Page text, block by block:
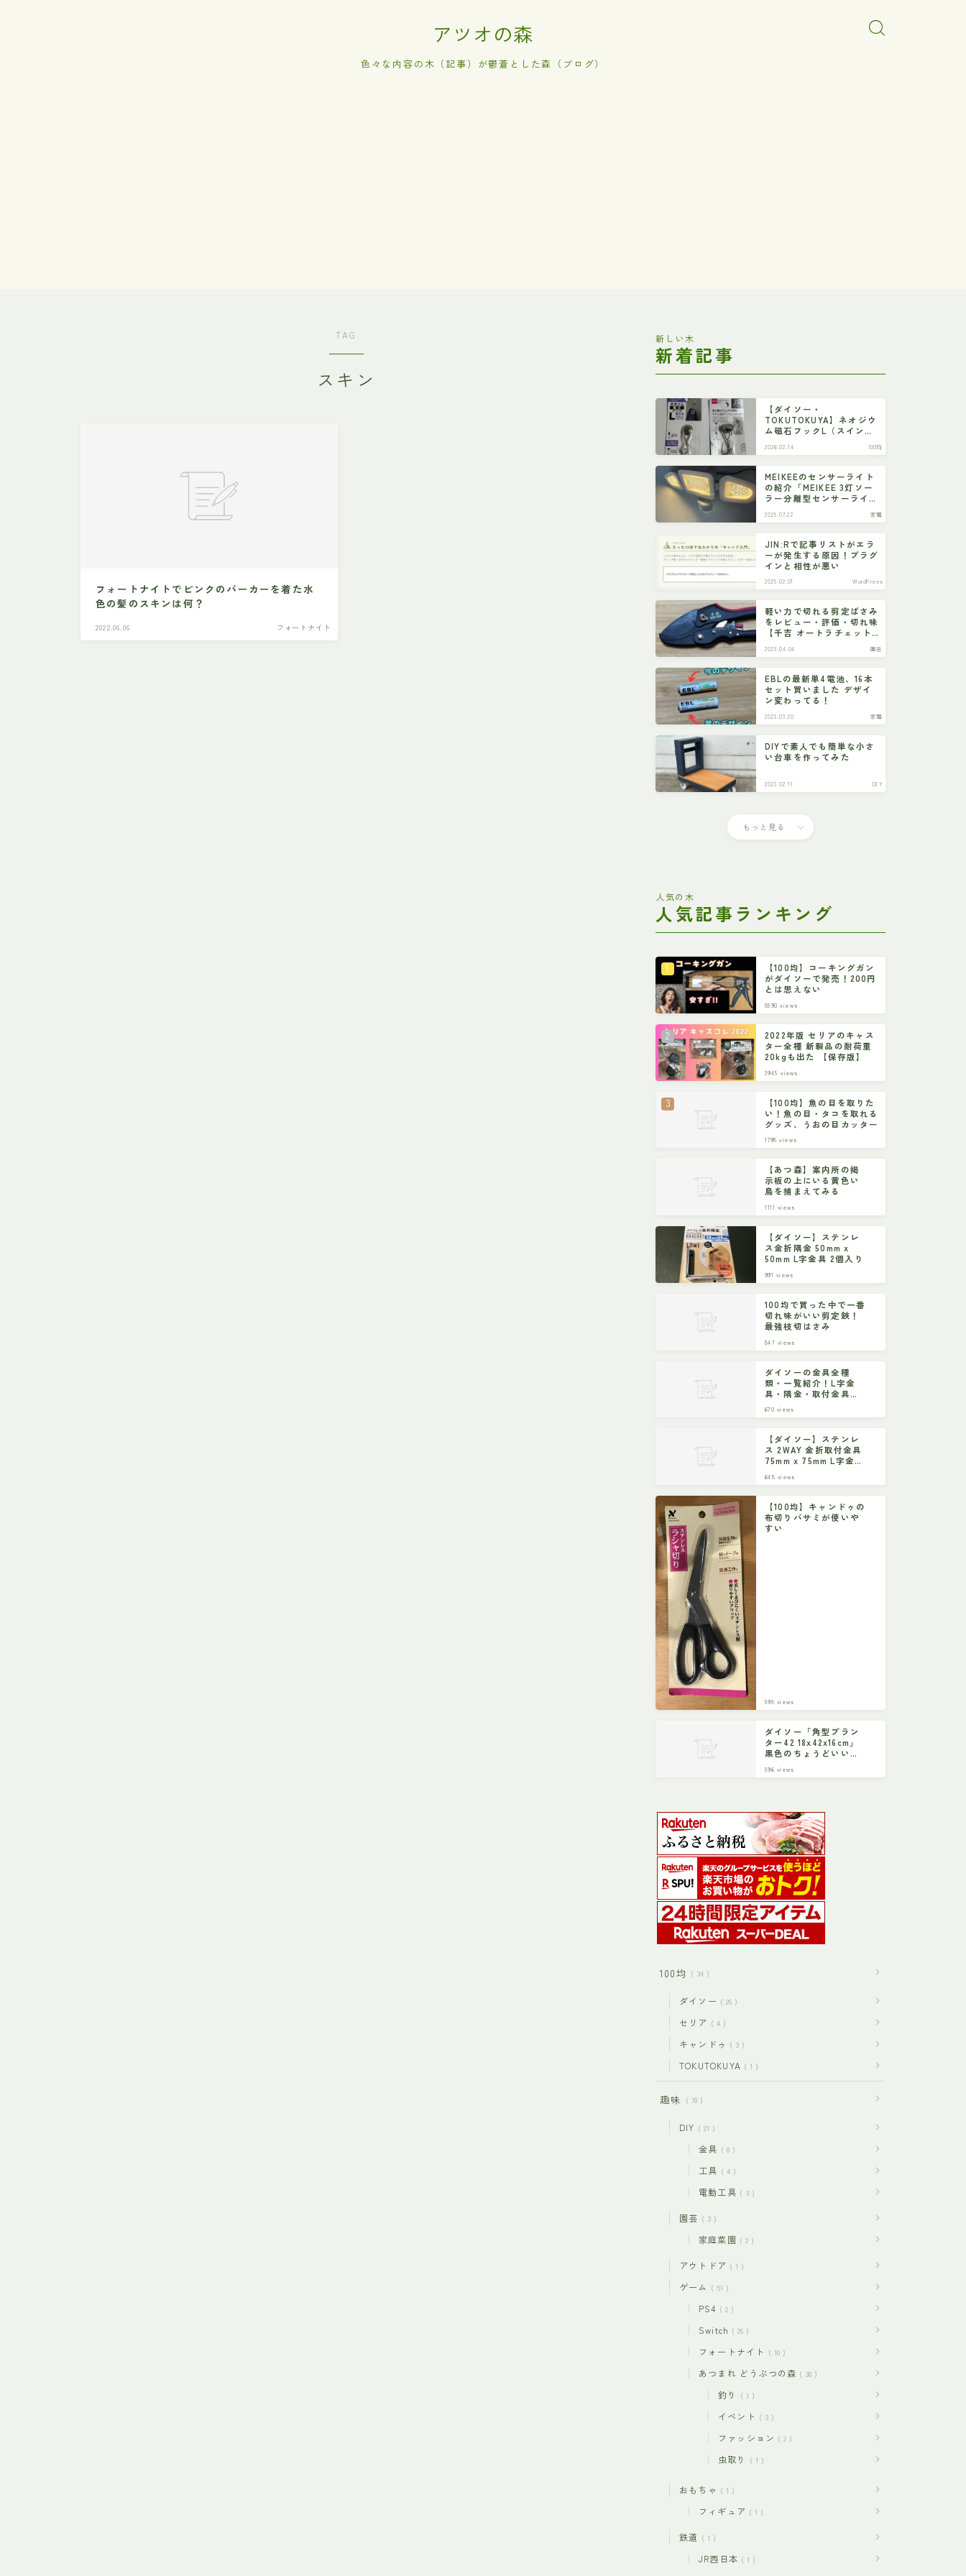
アツオの森
色々な内容の木（記事）が鬱蒼とした森（ブログ）
TAG
スキン
フォートナイトでピンクのパーカーを着た水
色の髪のスキンは何？
2022.06.06 フォートナイト
新しい木
新着記事
【ダイソー・
TOKUTOKUYA】ネオジウ
ム磁石フックL（スイン
2026.02.14 100均
MEIKEEのセンサーライト
の紹介「MEIKEE 3灯ソー
ラー分離型センサーライ
2025.07.22 家電
JIN:Rで記事リストがエラ
ーが発生する原因！プラグ
インと相性が悪い
2025.02.01 WordPress
軽い力で切れる剪定ばさみ
をレビュー・評価・切れ味
【千吉 オートラチェット
2023.04.04 園芸
EBLの最新単4電池、16本
セット買いました デザイ
ン変わってる！
2023.03.20 家電
DIYで素人でも簡単な小さ
い台車を作ってみた
2023.02.11 DIY
もっと見る
人気の木
人気記事ランキング
【100均】コーキングガン
がダイソーで発売！200円
とは思えない
8590 views
2022年版 セリアのキャス
ター全種 新製品の耐荷重
20kgも出た 【保存版】
3945 views
【100均】魚の目を取りた
い！魚の目・タコを取れる
グッズ、うおの目カッター
1798 views
【あつ森】案内所の掲
示板の上にいる黄色い
鳥を捕まえてみる
1111 views
【ダイソー】ステンレ
ス金折隅金 50mm x
50mm L字金具 2個入り
991 views
100均で買った中で一番
切れ味がいい剪定鋏！
最強枝切はさみ
847 views
ダイソーの金具全種
類・一覧紹介！L字金
具・隅金・取付金具な
670 views
【ダイソー】ステンレ
ス 2WAY 金折取付金具
75mm x 75mm L字金具
648 views
【100均】キャンドゥの
布切りバサミが使いや
すい
598 views
ダイソー「角型プラン
ター42 18x42x16cm」
黒色のちょうどいいサ
596 views
100均 34
ダイソー 26
セリア 4
キャンドゥ 3
TOKUTOKUYA 1
趣味 78
DIY 21
金具 8
工具 4
電動工具 3
園芸 3
家庭菜園 2
アウトドア 1
ゲーム 51
PS4 2
Switch 26
フォートナイト 10
あつまれ どうぶつの森 38
釣り 1
イベント 3
ファッション 2
虫取り 1
おもちゃ 1
フィギュア 1
鉄道 1
JR西日本 1